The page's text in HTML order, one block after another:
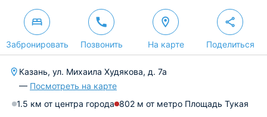
Забронировать Позвонить На карте Поделиться
Казань, ул. Михаила Худякова, д. 7а
— Посмотреть на карте
1.5 км от центра города 802 м от метро Площадь Тукая